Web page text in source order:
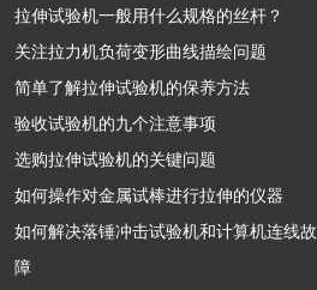
拉伸试验机一般用什么规格的丝杆？
关注拉力机负荷变形曲线描绘问题
简单了解拉伸试验机的保养方法
验收试验机的九个注意事项
选购拉伸试验机的关键问题
如何操作对金属试棒进行拉伸的仪器
如何解决落锤冲击试验机和计算机连线故
障